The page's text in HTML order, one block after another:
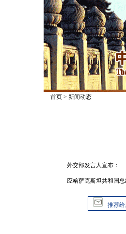
首页> 新闻动态
外交部发言人宣布：
应哈萨克斯坦共和国
推荐